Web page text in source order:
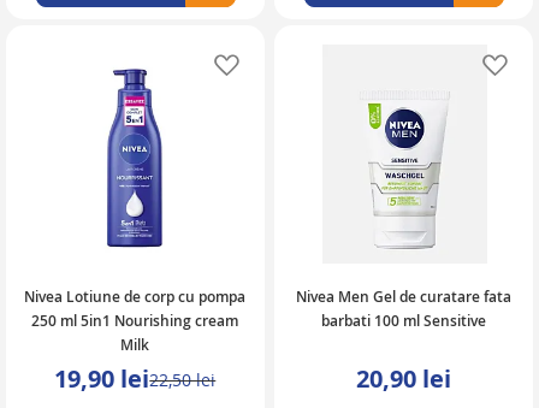
Nivea Lotiune de corp cu pompa
250 ml 5in1 Nourishing cream
Milk
19,90 lei22,50 lei
Nivea Men Gel de curatare fata
barbati 100 ml Sensitive
20,90 lei